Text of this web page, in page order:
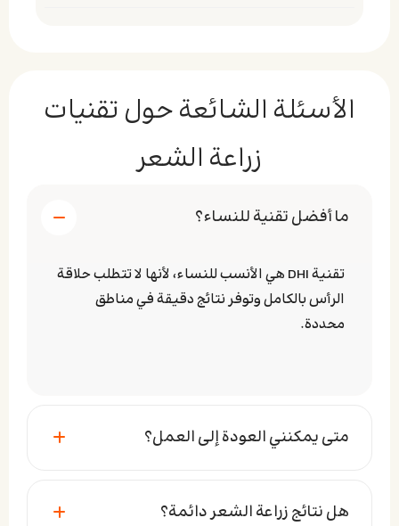
الأسئلة الشائعة حول تقنيات
زراعة الشعر
ما أفضل تقنية للنساء؟
تقنية DHI هي الأنسب للنساء، لأنها لا تتطلب حلاقة
الرأس بالكامل وتوفر نتائج دقيقة في مناطق
محددة.
متى يمكنني العودة إلى العمل؟
هل نتائج زراعة الشعر دائمة؟